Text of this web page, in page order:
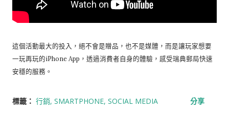
這個活動最大的投入，絕不會是贈品，也不是媒體，而是讓玩家想要
一玩再玩的iPhone App，透過消費者自身的體驗，感受瑞典郵局快速
安穩的服務。
標籤： 行銷 SMARTPHONE SOCIAL MEDIA 分享